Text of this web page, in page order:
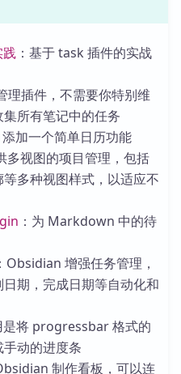
：基于 task 插件的实战
理插件，不需要你特别维
所有笔记中的任务
加一个简单日历功能
多视图的项目管理，包括
多种视图样式，以适应不
：为 Markdown 中的待
：Obsidian 增强任务管理，
期，完成日期等自动化和
是将 progressbar 格式的
动的进度条
制作看板，可以连